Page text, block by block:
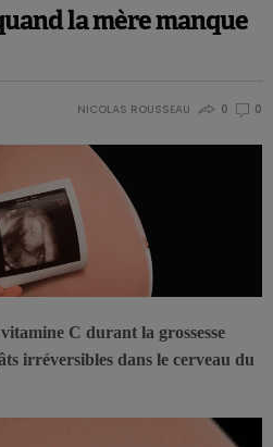
la mère manque
NICOLAS ROUSSEAU 0 0
C durant la grossesse
irréversibles dans le cerveau du